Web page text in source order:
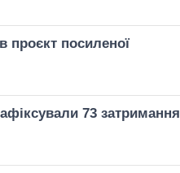
проєкт посиленої
73 затримання